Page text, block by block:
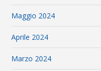
Maggio 2024
Aprile 2024
Marzo 2024